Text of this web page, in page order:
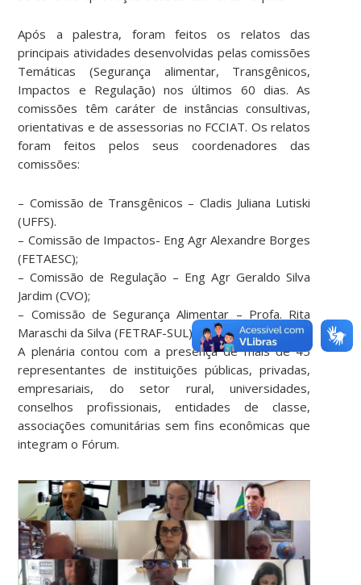
Após a palestra, foram feitos os relatos das
principais atividades desenvolvidas pelas comissões
Temáticas (Segurança alimentar, Transgênicos,
Impactos e Regulação) nos últimos 60 dias. As
comissões têm caráter de instâncias consultivas,
orientativas e de assessorias no FCCIAT. Os relatos
foram feitos pelos seus coordenadores das
comissões:
– Comissão de Transgênicos – Cladis Juliana Lutiski
(UFFS).
– Comissão de Impactos- Eng Agr Alexandre Borges
(FETAESC);
– Comissão de Regulação – Eng Agr Geraldo Silva
Jardim (CVO);
– Comissão de Segurança Alimentar – Profa. Rita
Maraschi da Silva (FETRAF-SUL).
A plenária contou com a presença de mais de 45
representantes de instituições públicas, privadas,
empresariais, do setor rural, universidades,
conselhos profissionais, entidades de classe,
associações comunitárias sem fins econômicas que
integram o Fórum.